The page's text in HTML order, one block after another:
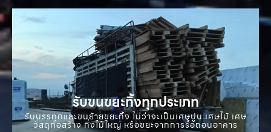
รับขนขยะทิ้งทุกประเภท
รับบรรทุกและขนย้ายขยะทิ้ง ไม่ว่าจะเป็นเศษปูน เศษไม้ เศษ
วัสดุก่อสร้าง กิ่งไม้ใหญ่ หรือขยะจากการรื้อถอนอาคาร